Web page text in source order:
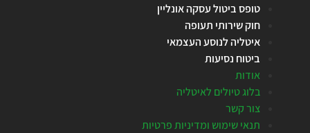
טופס ביטול עסקה אונליין
חוק שירותי תעופה
איטליה לנוסע העצמאי
ביטוח נסיעות
אודות
בלוג טיולים לאיטליה
צור קשר
תנאי שימוש ומדיניות פרטיות